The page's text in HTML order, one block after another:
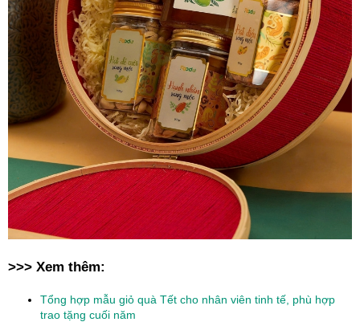
>>> Xem thêm:
Tổng hợp mẫu giỏ quà Tết cho nhân viên tinh tế, phù hợp
trao tặng cuối năm